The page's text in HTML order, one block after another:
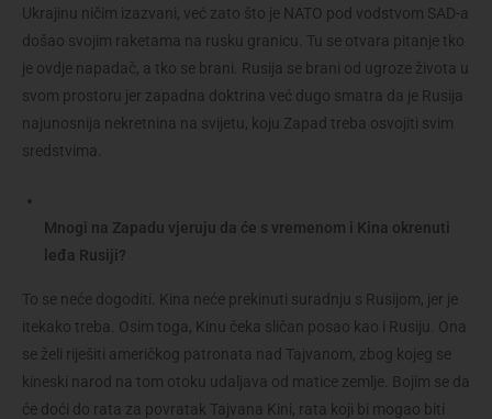
Ukrajinu ničim izazvani, već zato što je NATO pod vodstvom SAD-a
došao svojim raketama na rusku granicu. Tu se otvara pitanje tko
je ovdje napadač, a tko se brani. Rusija se brani od ugroze života u
svom prostoru jer zapadna doktrina već dugo smatra da je Rusija
najunosnija nekretnina na svijetu, koju Zapad treba osvojiti svim
sredstvima.
Mnogi na Zapadu vjeruju da će s vremenom i Kina okrenuti
leđa Rusiji?
To se neće dogoditi. Kina neće prekinuti suradnju s Rusijom, jer je
itekako treba. Osim toga, Kinu čeka sličan posao kao i Rusiju. Ona
se želi riješiti američkog patronata nad Tajvanom, zbog kojeg se
kineski narod na tom otoku udaljava od matice zemlje. Bojim se da
će doći do rata za povratak Tajvana Kini, rata koji bi mogao biti